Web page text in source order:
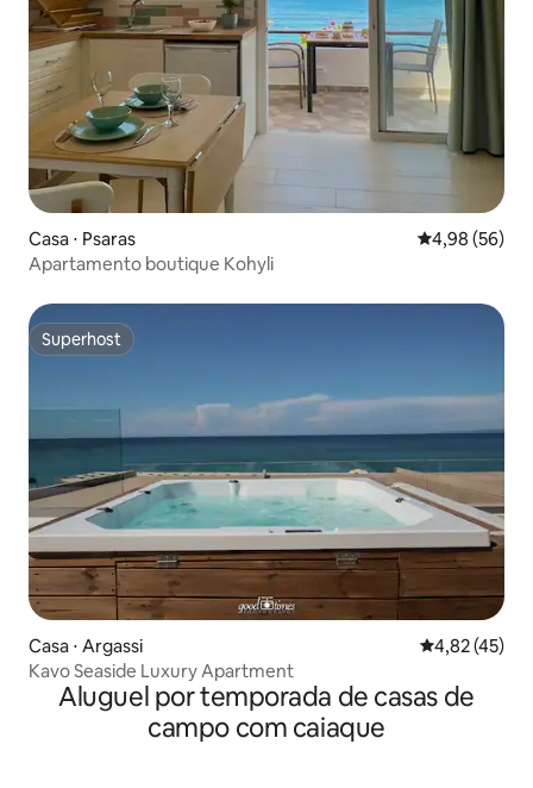
Casa ⋅ Psaras 4,98 de uma
4,98 (56)
Apartamento boutique Kohyli
Superhost
Superhost
Casa ⋅ Argassi 4,82 de uma
4,82 (45)
Kavo Seaside Luxury Apartment
Aluguel por temporada de casas de
campo com caiaque